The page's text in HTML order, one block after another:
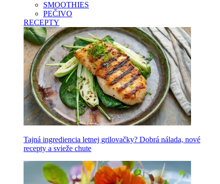
SMOOTHIES
PEČIVO
RECEPTY
Tajná ingrediencia letnej grilovačky? Dobrá nálada, nové
recepty a svieže chute